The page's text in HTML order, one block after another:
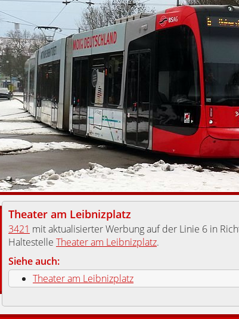
Theater am Leibnizplatz
3421 mit aktualisierter Werbung auf der Linie 6 in
Haltestelle Theater am Leibnizplatz.
Siehe auch:
Theater am Leibnizplatz